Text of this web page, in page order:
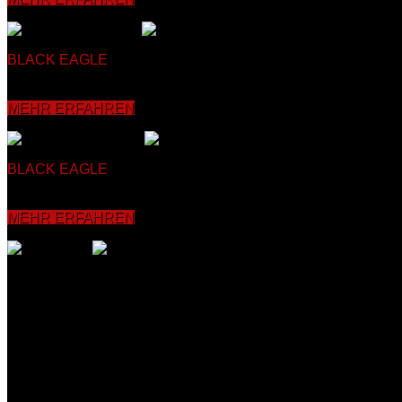
BLACK EAGLE
MEHR ERFAHREN
BLACK EAGLE
MEHR ERFAHREN